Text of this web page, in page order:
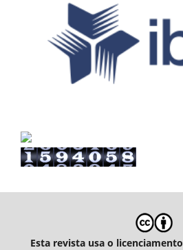
Esta revista usa o licenciamento